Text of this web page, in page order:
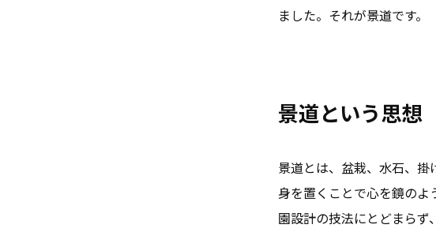
ました。それが景道です。
景道という思想
景道とは、盆栽、水石、
身を置くことで心を鏡の
園設計の技法にとどまら